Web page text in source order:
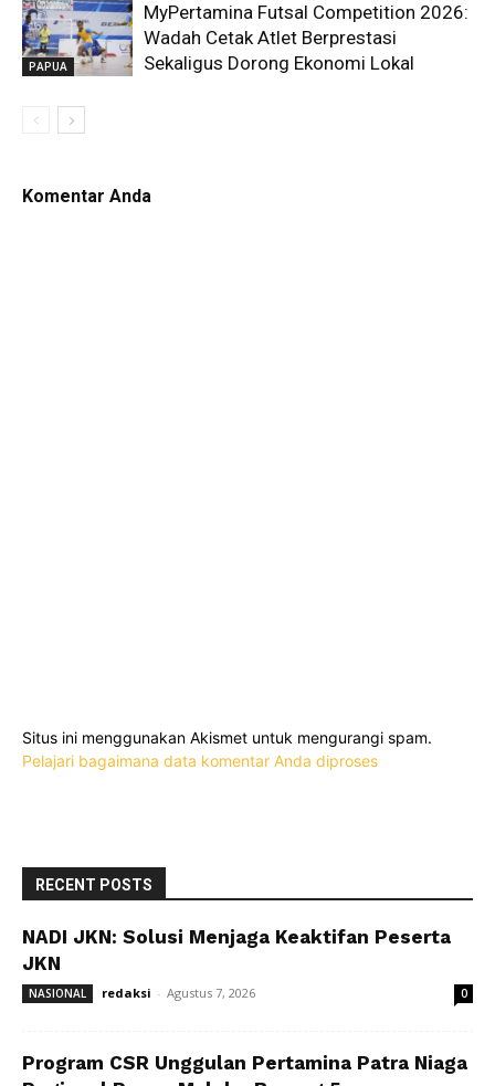
PAPUA
MyPertamina Futsal Competition 2026:
Wadah Cetak Atlet Berprestasi
Sekaligus Dorong Ekonomi Lokal
Komentar Anda
Situs ini menggunakan Akismet untuk mengurangi spam.
Pelajari bagaimana data komentar Anda diproses
RECENT POSTS
NADI JKN: Solusi Menjaga Keaktifan Peserta
JKN
NASIONAL redaksi - Agustus 7, 2026 0
Program CSR Unggulan Pertamina Patra Niaga